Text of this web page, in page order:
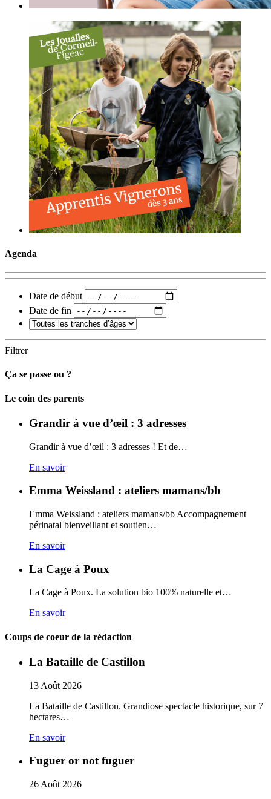
Agenda
Date de début
Date de fin
Filtrer
Ça se passe ou ?
Carto
Le coin des parents
Grandir à vue d’œil : 3 adresses
Grandir à vue d’œil : 3 adresses ! Et de…
En savoir
Emma Weissland : ateliers mamans/bb
Emma Weissland : ateliers mamans/bb Accompagnement
périnatal bienveillant et soutien…
En savoir
La Cage à Poux
La Cage à Poux. La solution bio 100% naturelle et…
En savoir
Coups de coeur de la rédaction
La Bataille de Castillon
13 Août 2026
La Bataille de Castillon. Grandiose spectacle historique, sur 7
hectares…
En savoir
Fuguer or not fuguer
26 Août 2026